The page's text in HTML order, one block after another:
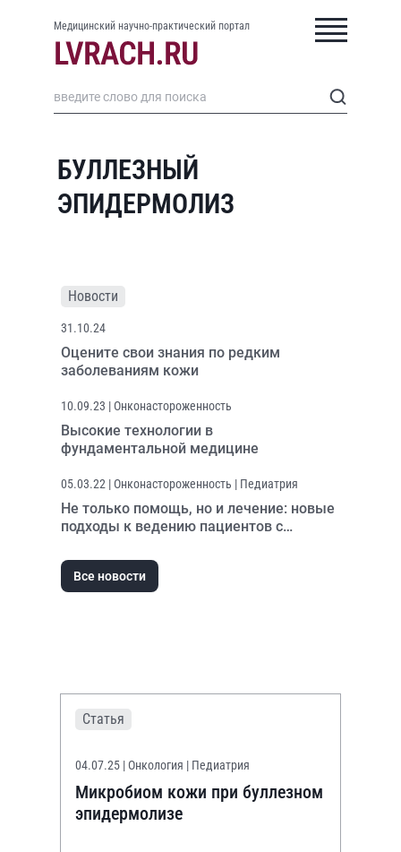
Медицинский научно-практический портал
БУЛЛЕЗНЫЙ
ЭПИДЕРМОЛИЗ
Новости
31.10.24
Оцените свои знания по редким
заболеваниям кожи
10.09.23 | Онконастороженность
Высокие технологии в
фундаментальной медицине
05.03.22 | Онконастороженность | Педиатрия
Не только помощь, но и лечение: новые
подходы к ведению пациентов с
Все новости
Статья
04.07.25 | Онкология | Педиатрия
Микробиом кожи при буллезном
эпидермолизе